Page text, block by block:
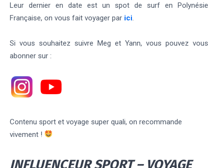
Leur dernier en date est un spot de surf en Polynésie
Française, on vous fait voyager par ici.
Si vous souhaitez suivre Meg et Yann, vous pouvez vous
abonner sur :
Contenu sport et voyage super quali, on recommande
vivement !
INFLUENCEUR SPORT – VOYAGE